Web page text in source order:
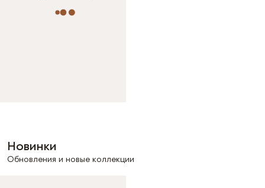
Новинки
Обновления и новые коллекции